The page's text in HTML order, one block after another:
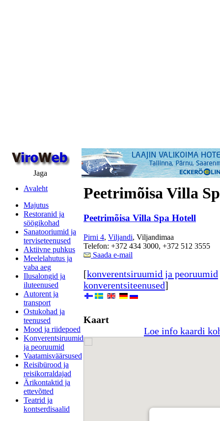
Jaga
Avaleht
Majutus
Restoranid ja
söögikohad
Sanatooriumid ja
terviseteenused
Aktiivne puhkus
Meelelahutus ja
vaba aeg
Ilusalongid ja
iluteenused
Autorent ja
transport
Ostukohad ja
teenused
Mood ja riidepoed
Konverentsiruumid
ja peoruumid
Vaatamisväärsused
Reisibürood ja
reisikorraldajad
Ärikontaktid ja
ettevõtted
Teatrid ja
kontserdisaalid
Peetrimõisa Villa
Peetrimõisa Villa Spa Hotell
Pirni 4, Viljandi, Viljandimaa
Telefon: +372 434 3000, +372 512 3555
Saada e-mail
[konverentsiruumid ja peoruumid
konverentsiteenused]
Kaart
Loe info kaardi